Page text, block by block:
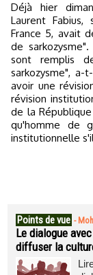
Déjà hier
Laurent Fabius,
France 5, avait
de
sont remplis
sarkozysme", a-
avoir une
révision
de la
qu'homme de
institutionnelle
Points de vue -
Le dialogue
diffuser la